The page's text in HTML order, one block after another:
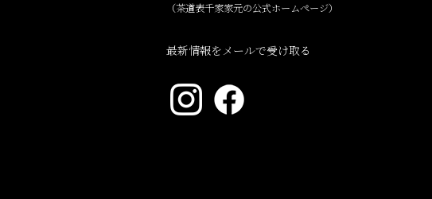
（茶道表千家家元の公式ホームページ）
最新情報をメールで受け取る